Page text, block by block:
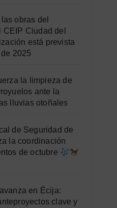
obras del
CEIP Ciudad del
está prevista
2025
la limpieza de
ante la
lluvias otoñales
de Seguridad de
la coordinación
de octubre
en Écija:
clave y